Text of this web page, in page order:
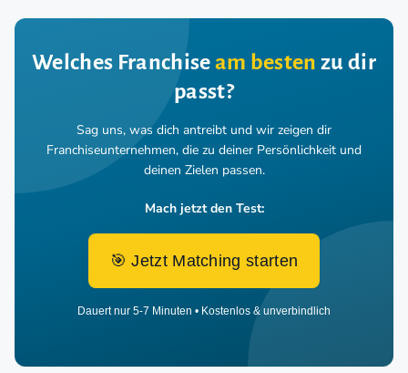
Welches Franchiseam besten zu dir
passt?
Sag uns, was dich antreibt und wir zeigen dir
Franchiseunternehmen, die zu deiner Persönlichkeit und
deinen Zielen passen.
Mach jetzt den Test:
🎯 Jetzt Matching starten
Dauert nur 5-7 Minuten • Kostenlos & unverbindlich